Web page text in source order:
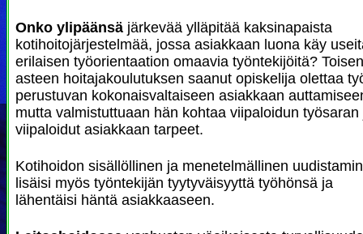
Onko ylipäänsä järkevää ylläpitää kaksinapaista
kotihoitojärjestelmää, jossa asiakkaan luona käy
erilaisen työorientaation omaavia työntekijöitä? Toisen
asteen hoitajakoulutuksen saanut opiskelija olettaa
perustuvan kokonaisvaltaiseen asiakkaan
mutta valmistuttuaan hän kohtaa viipaloidun työsaran
viipaloidut asiakkaan tarpeet.
Kotihoidon sisällöllinen ja menetelmällinen
lisäisi myös työntekijän tyytyväisyyttä työhönsä ja
lähentäisi häntä asiakkaaseen.